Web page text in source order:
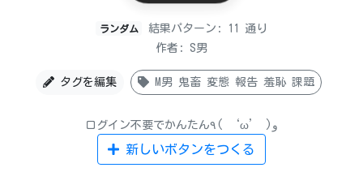
ランダム
結果パターン: 11 通り
作者: S男
タグを編集 M男 鬼畜 変態 報告 羞恥 課題
ログイン不要でかんたん٩( ‘ω’ )و
新しいボタンをつくる